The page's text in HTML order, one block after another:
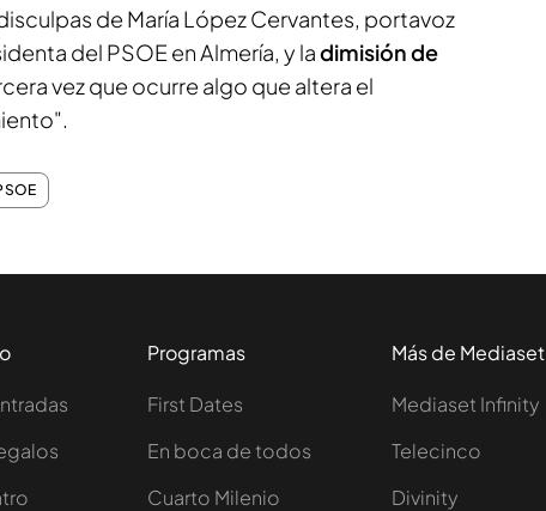
de María López Cervantes, portavoz
del PSOE en Almería, y ladimisión de
vez que ocurre algo que altera el
Programas
First Dates
En boca de todos
Cuarto Milenio
Más de Mediaset
Mediaset Infinity
Telecinco
Divinity